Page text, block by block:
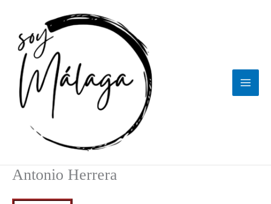
contenido
Antonio Herrera